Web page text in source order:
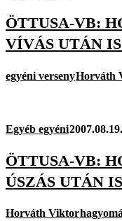
ÖTTUSA-VB:
VÍVÁS UTÁN
egyéni versenyHorváth
Egyéb egyéni
ÖTTUSA-VB:
ÚSZÁS UTÁN
Horváth Viktor